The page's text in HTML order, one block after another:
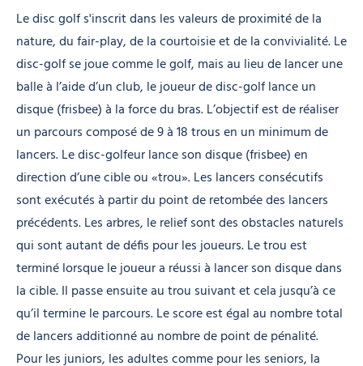
Le disc golf s'inscrit dans les valeurs de proximité de la
nature, du fair-play, de la courtoisie et de la convivialité. Le
disc-golf se joue comme le golf, mais au lieu de lancer une
balle à l’aide d’un club, le joueur de disc-golf lance un
disque (frisbee) à la force du bras. L’objectif est de réaliser
un parcours composé de 9 à 18 trous en un minimum de
lancers. Le disc-golfeur lance son disque (frisbee) en
direction d’une cible ou «trou». Les lancers consécutifs
sont exécutés à partir du point de retombée des lancers
précédents. Les arbres, le relief sont des obstacles naturels
qui sont autant de défis pour les joueurs. Le trou est
terminé lorsque le joueur a réussi à lancer son disque dans
la cible. Il passe ensuite au trou suivant et cela jusqu’à ce
qu’il termine le parcours. Le score est égal au nombre total
de lancers additionné au nombre de point de pénalité.
Pour les juniors, les adultes comme pour les seniors, la